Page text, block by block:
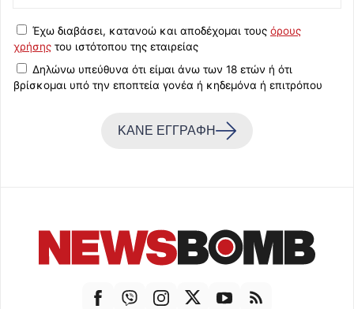
Έχω διαβάσει, κατανοώ και αποδέχομαι τους όρους
χρήσης του ιστότοπου της εταιρείας
Δηλώνω υπεύθυνα ότι είμαι άνω των 18 ετών ή ότι
βρίσκομαι υπό την εποπτεία γονέα ή κηδεμόνα ή επιτρόπου
ΚΑΝΕ ΕΓΓΡΑΦΗ